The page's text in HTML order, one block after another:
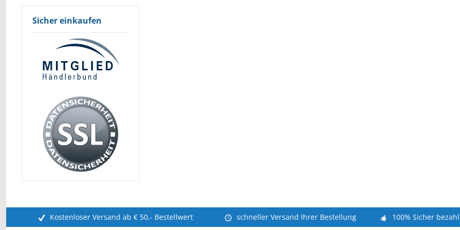
Sicher einkaufen
Kostenloser Versand ab € 50,- Bestellwert schneller Versand Ihrer Bestellung 100% Sicher